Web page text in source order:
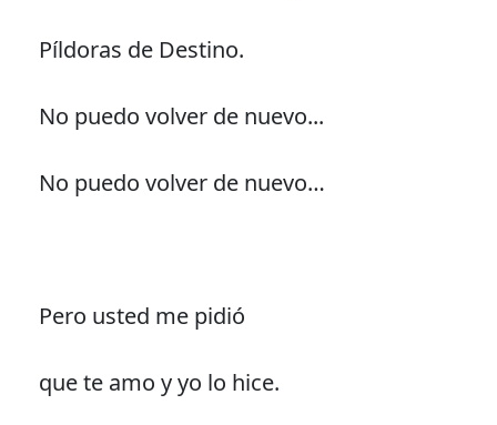
Píldoras de Destino.
No puedo volver de nuevo...
No puedo volver de nuevo…
Pero usted me pidió
que te amo y yo lo hice.